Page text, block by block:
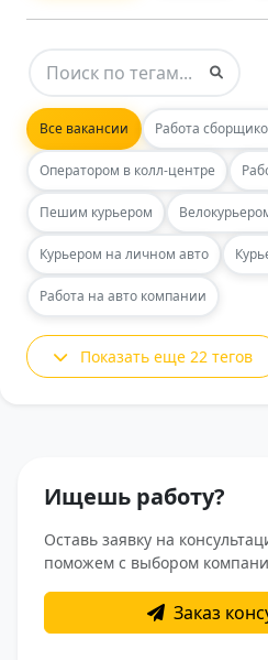
Все вакансии Работа
Оператором в колл-центре
Пешим курьером
Курьером на личном авто
Работа на авто компании
Показать еще 22 тегов
Ищешь работу?
Оставь заявку на
поможем с выбором
Заказ